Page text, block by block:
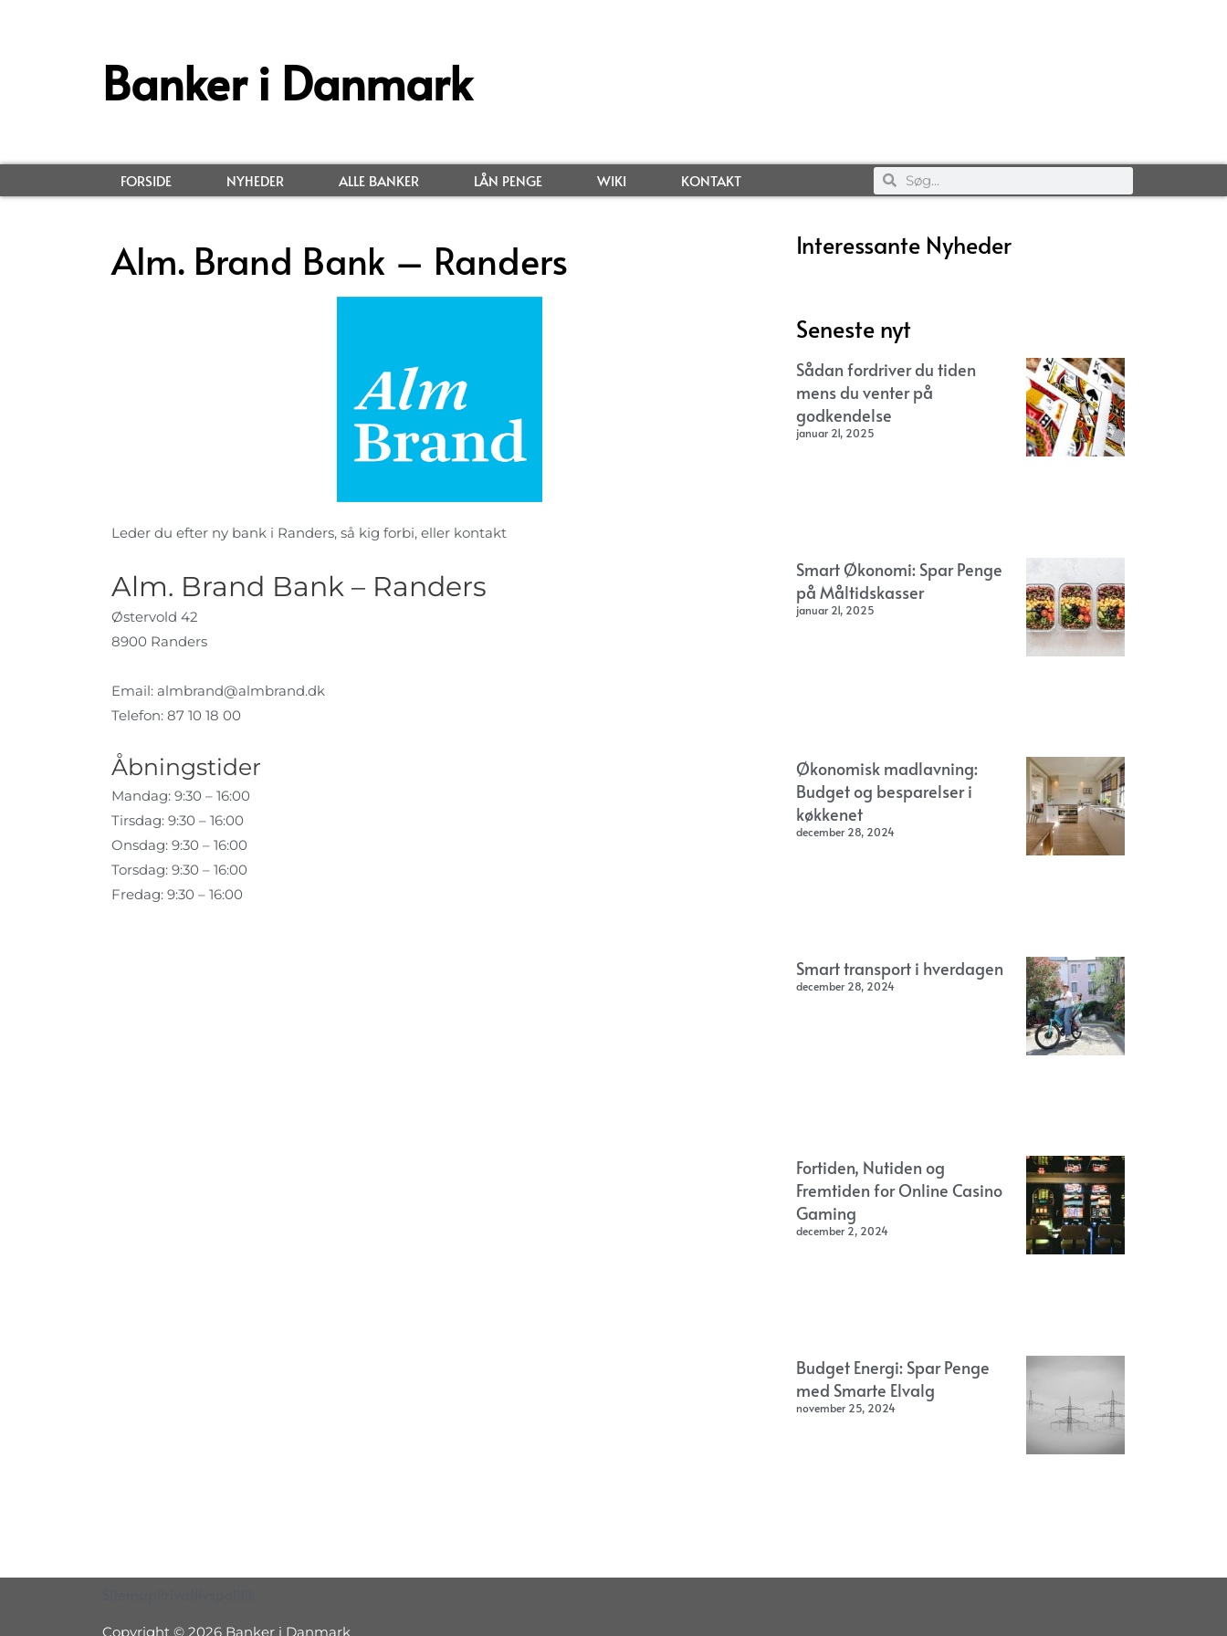
Banker i Danmark
FORSIDE NYHEDER ALLE BANKER LÅN PENGE WIKI KONTAKT
Alm. Brand Bank – Randers
Leder du efter ny bank i Randers, så kig forbi, eller kontakt
Alm. Brand Bank – Randers
Østervold 42
8900 Randers
Email: almbrand@almbrand.dk
Telefon: 87 10 18 00
Åbningstider
Mandag: 9:30 – 16:00
Tirsdag: 9:30 – 16:00
Onsdag: 9:30 – 16:00
Torsdag: 9:30 – 16:00
Fredag: 9:30 – 16:00
Interessante Nyheder
Seneste nyt
Sådan fordriver du tiden
mens du venter på
godkendelse
januar 21, 2025
Smart Økonomi: Spar Penge
på Måltidskasser
januar 21, 2025
Økonomisk madlavning:
Budget og besparelser i
køkkenet
december 28, 2024
Smart transport i hverdagen
december 28, 2024
Fortiden, Nutiden og
Fremtiden for Online Casino
Gaming
december 2, 2024
Budget Energi: Spar Penge
med Smarte Elvalg
november 25, 2024
Copyright © 2026 Banker i Danmark